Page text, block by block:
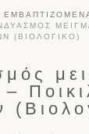
(ΒΙΟΛΟΓΙΚΌ)